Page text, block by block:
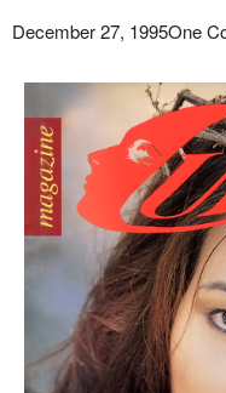
December 27, 1995One